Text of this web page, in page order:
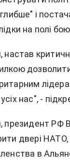
глибше" і
на полі
настав
нас", -
президент РФ
двері НАТО,
в